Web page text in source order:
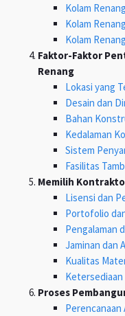
Kolam
Kolam
Kolam
Faktor-Faktor
Renang
Lokasi yang
Desain dan
Bahan
Kedalaman
Sistem
Fasilitas
Memilih
Lisensi dan
Portofolio
Pengalaman
Jaminan dan
Kualitas
Ketersediaan
Proses
Perencanaan